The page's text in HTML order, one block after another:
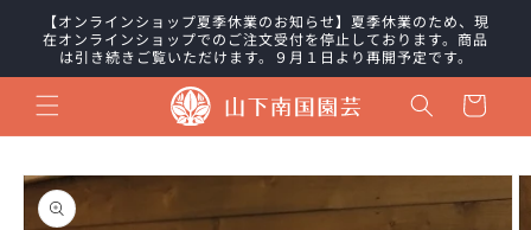
ンツに
進む
【オンラインショップ夏季休業のお知らせ】夏季休業のため、現
在オンラインショップでのご注文受付を停止しております。商品
は引き続きご覧いただけます。９月１日より再開予定です。
カ
ー
ト
商品情
報にス
キップ